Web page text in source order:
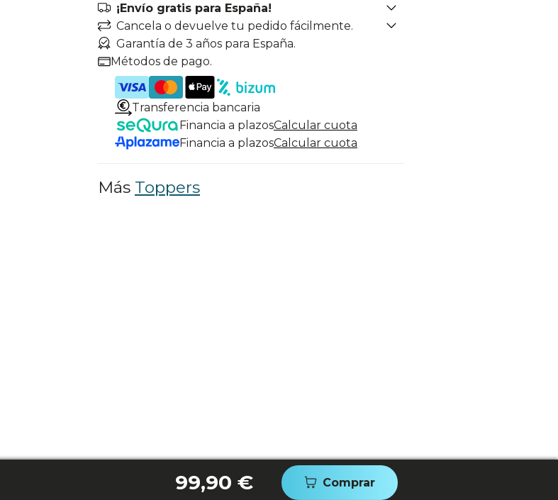
¡Envío gratis para España!
Cancela o devuelve tu pedido fácilmente.
Garantía de 3 años para España.
Métodos de pago.
Transferencia bancaria
Financia a plazosCalcular cuota
Financia a plazosCalcular cuota
Más Toppers
99,90 € Comprar